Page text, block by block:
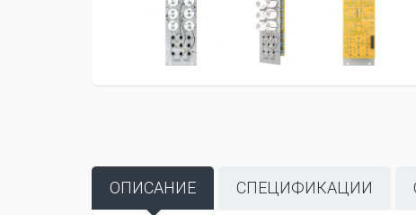
ОПИСАНИЕ СПЕЦИФИКАЦИИ